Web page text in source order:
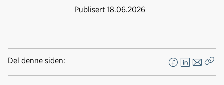
Publisert 18.06.2026
Del denne siden:
F
a
L
i
E
-